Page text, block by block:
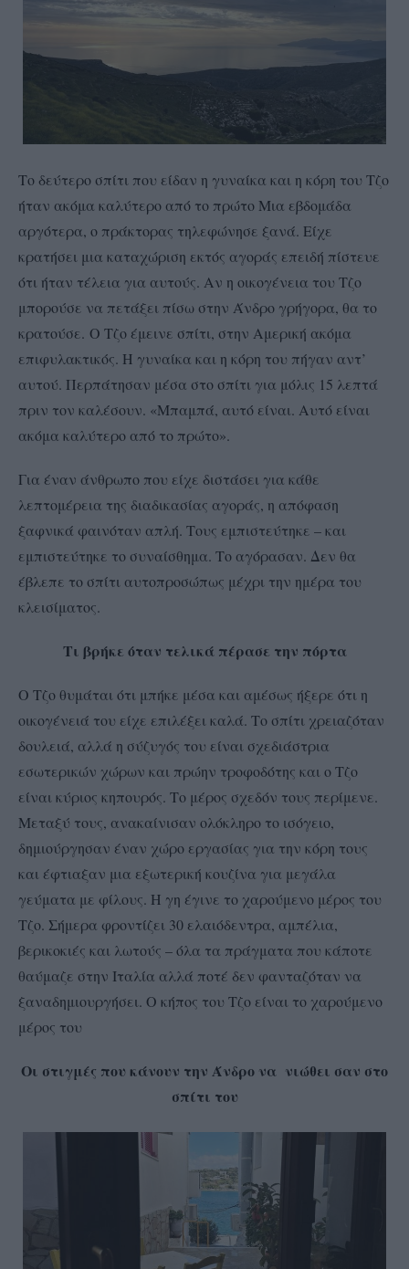
Το δεύτερο σπίτι που είδαν η γυναίκα και η κόρη του Τζο
ήταν ακόμα καλύτερο από το πρώτο Μια εβδομάδα
αργότερα, ο πράκτορας τηλεφώνησε ξανά. Είχε
κρατήσει μια καταχώριση εκτός αγοράς επειδή πίστευε
ότι ήταν τέλεια για αυτούς. Αν η οικογένεια του Τζο
μπορούσε να πετάξει πίσω στην Άνδρο γρήγορα, θα το
κρατούσε. Ο Τζο έμεινε σπίτι, στην Αμερική ακόμα
επιφυλακτικός. Η γυναίκα και η κόρη του πήγαν αντ’
αυτού. Περπάτησαν μέσα στο σπίτι για μόλις 15 λεπτά
πριν τον καλέσουν. «Μπαμπά, αυτό είναι. Αυτό είναι
ακόμα καλύτερο από το πρώτο».
Για έναν άνθρωπο που είχε διστάσει για κάθε
λεπτομέρεια της διαδικασίας αγοράς, η απόφαση
ξαφνικά φαινόταν απλή. Τους εμπιστεύτηκε – και
εμπιστεύτηκε το συναίσθημα. Το αγόρασαν. Δεν θα
έβλεπε το σπίτι αυτοπροσώπως μέχρι την ημέρα του
κλεισίματος.
Τι βρήκε όταν τελικά πέρασε την πόρτα
Ο Τζο θυμάται ότι μπήκε μέσα και αμέσως ήξερε ότι η
οικογένειά του είχε επιλέξει καλά. Το σπίτι χρειαζόταν
δουλειά, αλλά η σύζυγός του είναι σχεδιάστρια
εσωτερικών χώρων και πρώην τροφοδότης και ο Τζο
είναι κύριος κηπουρός. Το μέρος σχεδόν τους περίμενε.
Μεταξύ τους, ανακαίνισαν ολόκληρο το ισόγειο,
δημιούργησαν έναν χώρο εργασίας για την κόρη τους
και έφτιαξαν μια εξωτερική κουζίνα για μεγάλα
γεύματα με φίλους. Η γη έγινε το χαρούμενο μέρος του
Τζο. Σήμερα φροντίζει 30 ελαιόδεντρα, αμπέλια,
βερικοκιές και λωτούς – όλα τα πράγματα που κάποτε
θαύμαζε στην Ιταλία αλλά ποτέ δεν φανταζόταν να
ξαναδημιουργήσει. Ο κήπος του Τζο είναι το χαρούμενο
μέρος του
Οι στιγμές που κάνουν την Άνδρο να νιώθει σαν στο
σπίτι του